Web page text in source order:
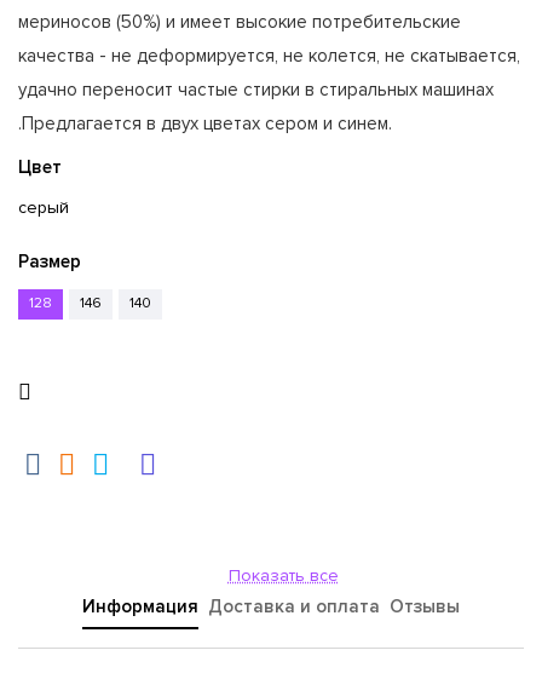
мериносов (50%) и имеет высокие потребительские
качества - не деформируется, не колется, не скатывается,
удачно переносит частые стирки в стиральных машинах
.Предлагается в двух цветах сером и синем.
Цвет
серый
Размер
128 146 140
Показать все
Информация Доставка и оплата Отзывы